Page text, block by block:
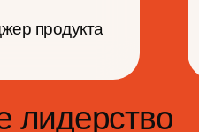
продукта